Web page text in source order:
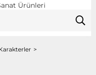
Ürünleri